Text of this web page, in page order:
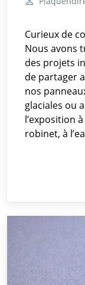
Curieux de
Nous avons
des projets
de partager
nos
glaciales ou
l’exposition
robinet, à